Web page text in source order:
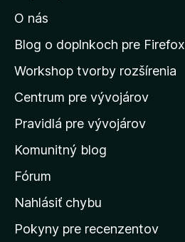
ť
n
d
o
m
v
s
k
s
O nás
Blog o doplnkoch pre Firefox
Workshop tvorby rozšírenia
Centrum pre vývojárov
Pravidlá pre vývojárov
Komunitný blog
Fórum
Nahlásiť chybu
Pokyny pre recenzentov